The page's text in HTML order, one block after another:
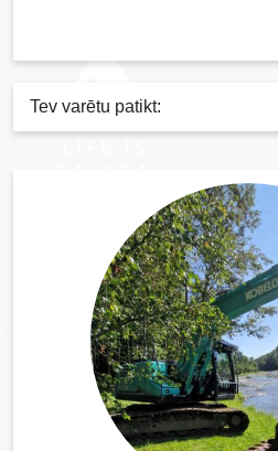
Tev varētu patikt: